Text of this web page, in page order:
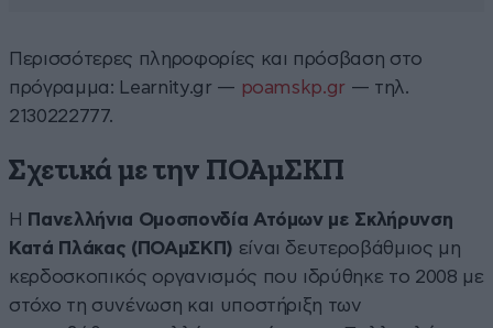
Περισσότερες πληροφορίες και πρόσβαση στο
πρόγραμμα: Learnity.gr — poamskp.gr — τηλ.
2130222777.
Σχετικά με την ΠΟΑμΣΚΠ
Η Πανελλήνια Ομοσπονδία Ατόμων με Σκλήρυνση
Κατά Πλάκας (ΠΟΑμΣΚΠ) είναι δευτεροβάθμιος μη
κερδοσκοπικός οργανισμός που ιδρύθηκε το 2008 με
στόχο τη συνένωση και υποστήριξη των